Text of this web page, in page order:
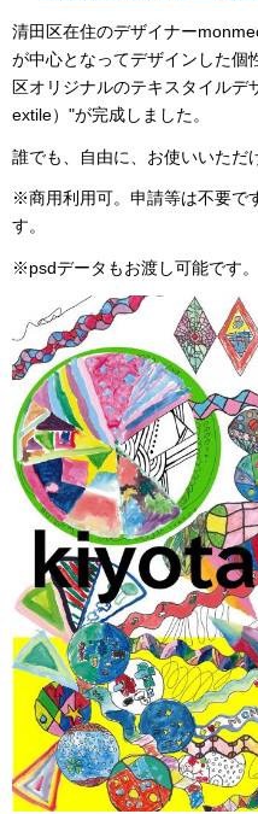
清田区在住のデザイナー
が中心となってデザインした個
区オリジナルのテキスタイル
extile）"が完成しました。
誰でも、自由に、お使いいただ
※商用利用可。申請等は不要で
す。
※psdデータもお渡し可能です